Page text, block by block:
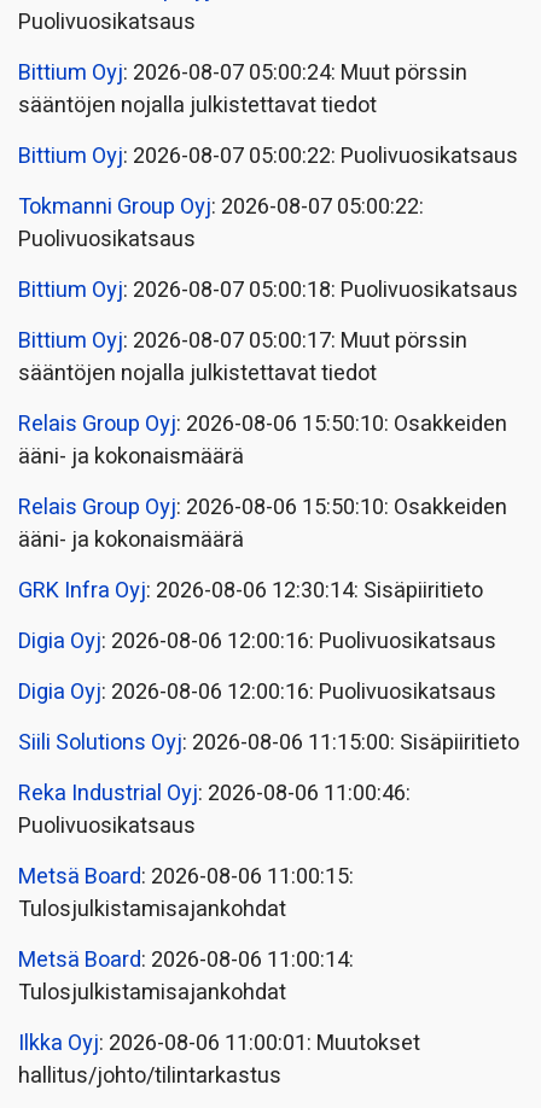
Puolivuosikatsaus
Bittium Oyj: 2026-08-07 05:00:24: Muut pörssin
sääntöjen nojalla julkistettavat tiedot
Bittium Oyj: 2026-08-07 05:00:22: Puolivuosikatsaus
Tokmanni Group Oyj: 2026-08-07 05:00:22:
Puolivuosikatsaus
Bittium Oyj: 2026-08-07 05:00:18: Puolivuosikatsaus
Bittium Oyj: 2026-08-07 05:00:17: Muut pörssin
sääntöjen nojalla julkistettavat tiedot
Relais Group Oyj: 2026-08-06 15:50:10: Osakkeiden
ääni- ja kokonaismäärä
Relais Group Oyj: 2026-08-06 15:50:10: Osakkeiden
ääni- ja kokonaismäärä
GRK Infra Oyj: 2026-08-06 12:30:14: Sisäpiiritieto
Digia Oyj: 2026-08-06 12:00:16: Puolivuosikatsaus
Digia Oyj: 2026-08-06 12:00:16: Puolivuosikatsaus
Siili Solutions Oyj: 2026-08-06 11:15:00: Sisäpiiritieto
Reka Industrial Oyj: 2026-08-06 11:00:46:
Puolivuosikatsaus
Metsä Board: 2026-08-06 11:00:15:
Tulosjulkistamisajankohdat
Metsä Board: 2026-08-06 11:00:14:
Tulosjulkistamisajankohdat
Ilkka Oyj: 2026-08-06 11:00:01: Muutokset
hallitus/johto/tilintarkastus